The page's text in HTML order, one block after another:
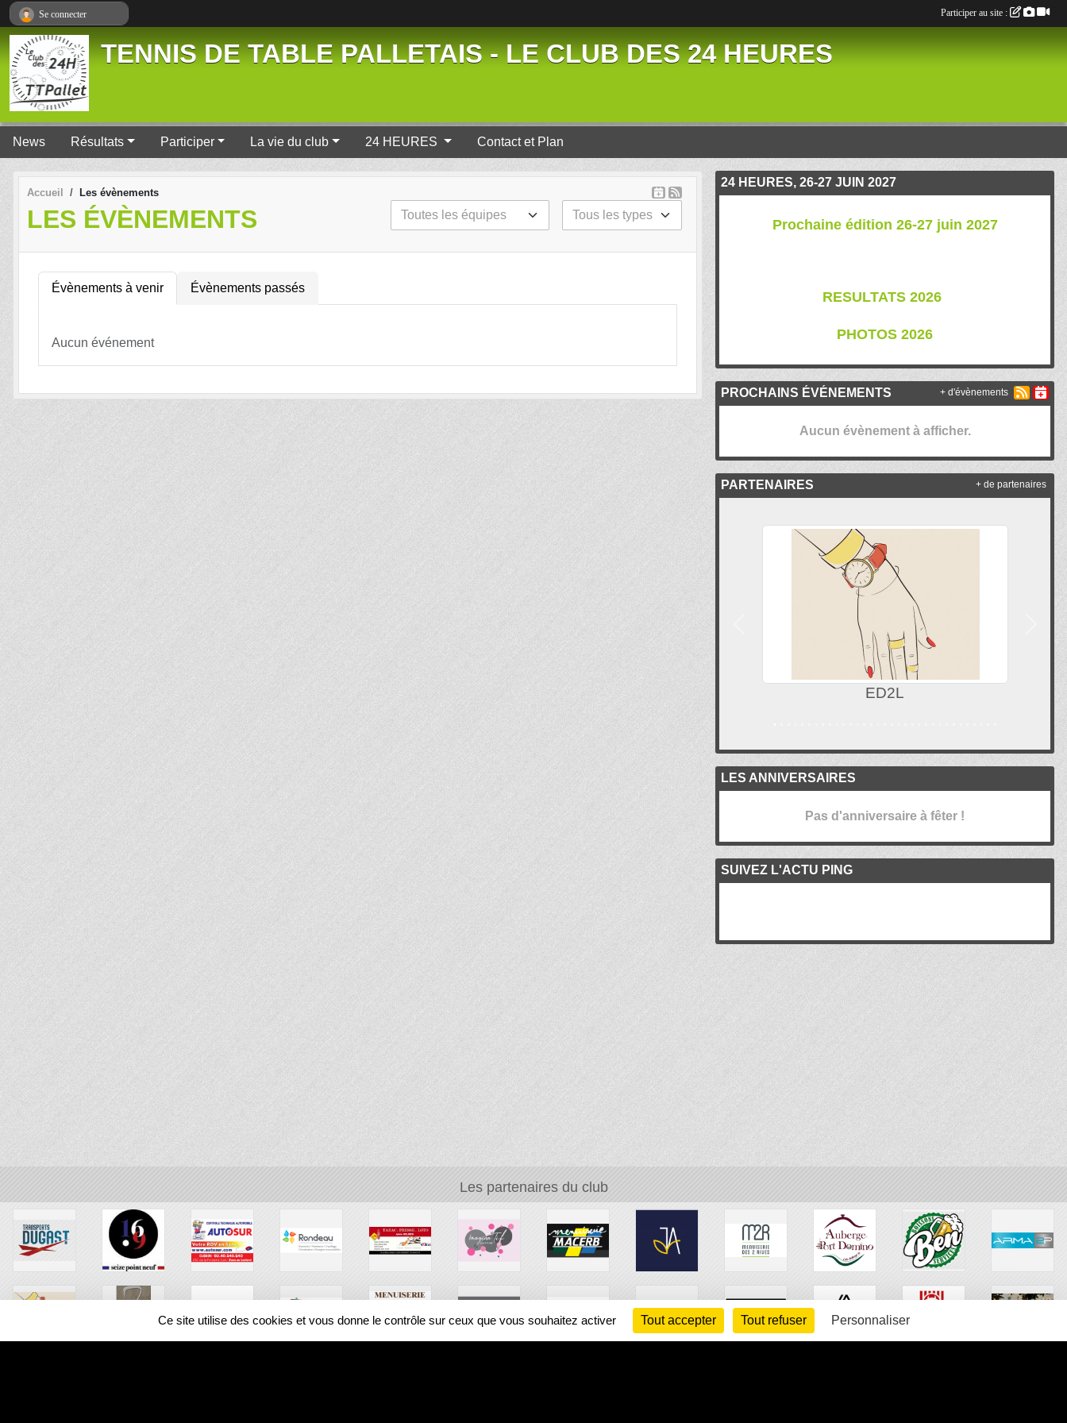
TENNIS DE TABLE PALLETAIS - LE CLUB DES 24 HEURES
News Résultats Participer La vie du club 24 HEURES Contact et Plan
Accueil Les évènements
LES ÉVÈNEMENTS
Évènements à venir Évènements passés
Aucun événement
24 HEURES, 26-27 JUIN 2027
Prochaine édition 26-27 juin 2027
RESULTATS 2026
PHOTOS 2026
PROCHAINS ÉVÉNEMENTS
Aucun évènement à afficher.
+ d'évènements
PARTENAIRES
ED2L
+ de partenaires
LES ANNIVERSAIRES
Pas d'anniversaire à fêter !
SUIVEZ L'ACTU PING
Les partenaires du club
Se connecter Participer au site :
Panneau de gestion des cookies
Ce site utilise des cookies et vous donne le contrôle sur ceux que vous souhaitez activer Tout accepter Tout refuser Personnaliser